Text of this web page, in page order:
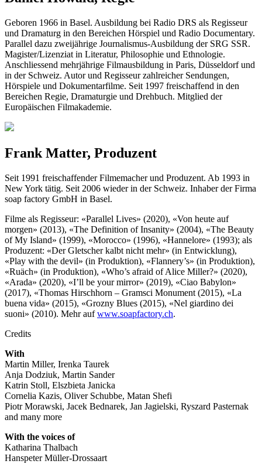
Geboren 1966 in Basel. Ausbildung bei Radio DRS als Regisseur
und Dramaturg in den Bereichen Hörspiel und Radio Documentary.
Parallel dazu zweijährige Journalismus-Ausbildung der SRG SSR.
Magister/Lizenziat in Literatur, Philosophie und Ethnologie.
Anschliessend mehrjährige Filmausbildung in Paris, Düsseldorf und
in der Schweiz. Autor und Regisseur zahlreicher Sendungen,
Hörspiele und Dokumentarfilme. Seit 1997 freischaffend in den
Bereichen Regie, Dramaturgie und Drehbuch. Mitglied der
Europäischen Filmakademie.
Frank Matter, Produzent
Seit 1991 freischaffender Filmemacher und Produzent. Ab 1993 in
New York tätig. Seit 2006 wieder in der Schweiz. Inhaber der Firma
soap factory GmbH in Basel.
Filme als Regisseur: «Parallel Lives» (2020), «Von heute auf
morgen» (2013), «The Definition of Insanity» (2004), «The Beauty
of My Island» (1999), «Morocco» (1996), «Hannelore» (1993); als
Produzent: «Der Gletscher kalbt nicht mehr» (in Entwicklung),
«Play with the devil» (in Produktion), «Flannery’s» (in Produktion),
«Ruäch» (in Produktion), «Who’s afraid of Alice Miller?» (2020),
«Arada» (2020), «I’ll be your mirror» (2019), «Ciao Babylon»
(2017), «Thomas Hirschhorn – Gramsci Monument (2015), «La
buena vida» (2015), «Grozny Blues (2015), «Nel giardino dei
suoni» (2010). Mehr aufwww.soapfactory.ch.
Credits
With
Martin Miller, Irenka Taurek
Anja Dodziuk, Martin Sander
Katrin Stoll, Elszbieta Janicka
Cornelia Kazis, Oliver Schubbe, Matan Shefi
Piotr Morawski, Jacek Bednarek, Jan Jagielski, Ryszard Pasternak
and many more
With the voices of
Katharina Thalbach
Hanspeter Müller-Drossaart